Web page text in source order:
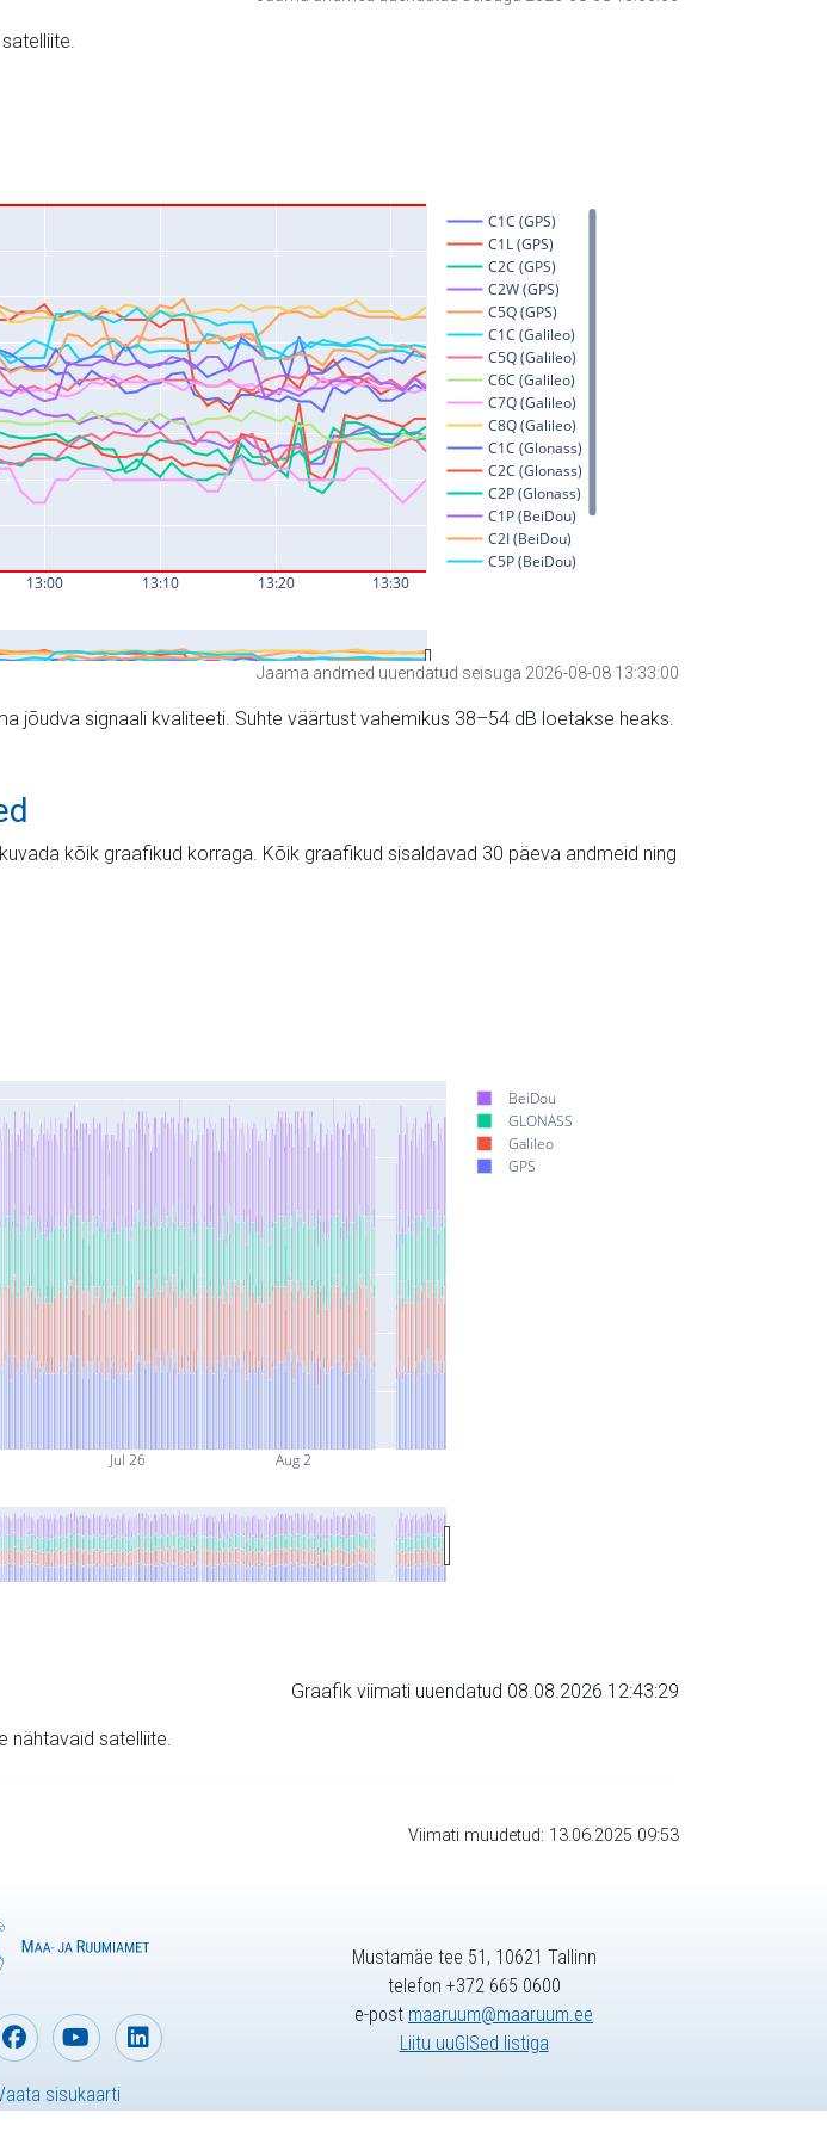
Jaama andmed uuendatud seisuga 2026-08-08 13:33:00
jõudva signaali kvaliteeti. Suhte väärtust vahemikus 38–54 dB loetakse heaks.
kõik graafikud korraga. Kõik graafikud sisaldavad 30 päeva andmeid ning
Jul 26 Aug 2
BeiDou
GLONASS
Galileo
GPS
Graafik viimati uuendatud 08.08.2026 12:43:29
nähtavaid satelliite.
Viimati muudetud: 13.06.2025 09:53
sisukaarti
Mustamäe tee 51, 10621 Tallinn
telefon +372 665 0600
e-post maaruum@maaruum.ee
Liitu uuGISed listiga